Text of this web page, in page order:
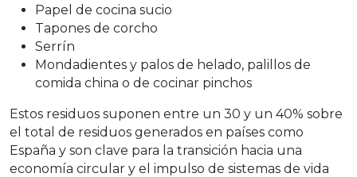
Papel de cocina sucio
Tapones de corcho
Serrín
Mondadientes y palos de helado, palillos de
comida china o de cocinar pinchos
Estos residuos suponen entre un 30 y un 40% sobre
el total de residuos generados en países como
España y son clave para la transición hacia una
economía circular y el impulso de sistemas de vida